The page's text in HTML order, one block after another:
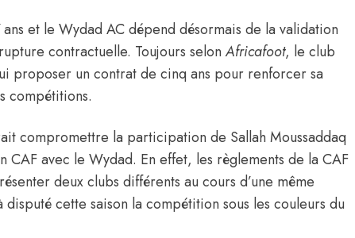
et le Wydad AC dépend désormais de la validation
contractuelle. Toujours selonAfricafoot, le club
proposer un contrat de cinq ans pour renforcer sa
compétitions.
compromettre la participation de Sallah Moussaddaq
CAF avec le Wydad. En effet, les règlements de la CAF
deux clubs différents au cours d’une même
cette saison la compétition sous les couleurs du